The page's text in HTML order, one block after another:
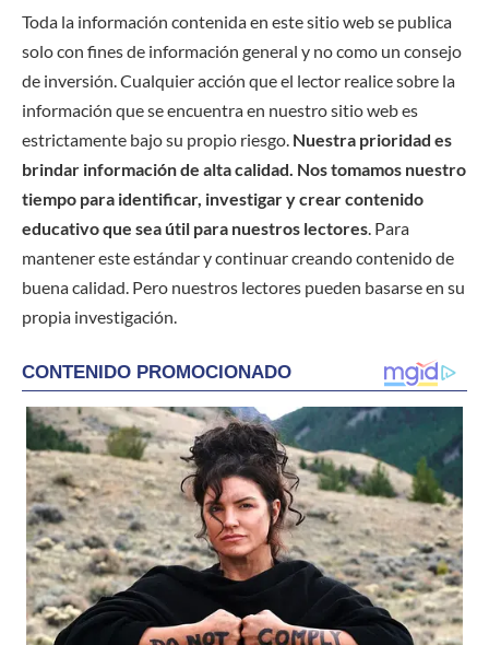
Toda la información contenida en este sitio web se publica
solo con fines de información general y no como un consejo
de inversión. Cualquier acción que el lector realice sobre la
información que se encuentra en nuestro sitio web es
estrictamente bajo su propio riesgo. Nuestra prioridad es
brindar información de alta calidad. Nos tomamos nuestro
tiempo para identificar, investigar y crear contenido
educativo que sea útil para nuestros lectores. Para
mantener este estándar y continuar creando contenido de
buena calidad. Pero nuestros lectores pueden basarse en su
propia investigación.